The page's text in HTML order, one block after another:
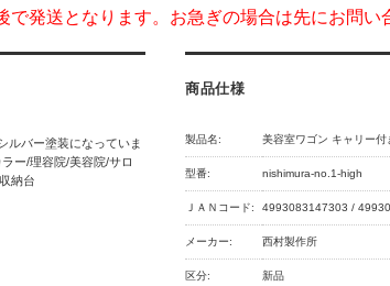
発送となります。お急ぎの場合は先にお問い
ルバー塗装になっていま
ー/理容院/美容院/サロ
納台
商品仕様
製品名: 美容室ワゴン キャリー
型番: nishimura-no.1-high
ＪＡＮコード: 4993083147303 /
メーカー: 西村製作所
区分: 新品